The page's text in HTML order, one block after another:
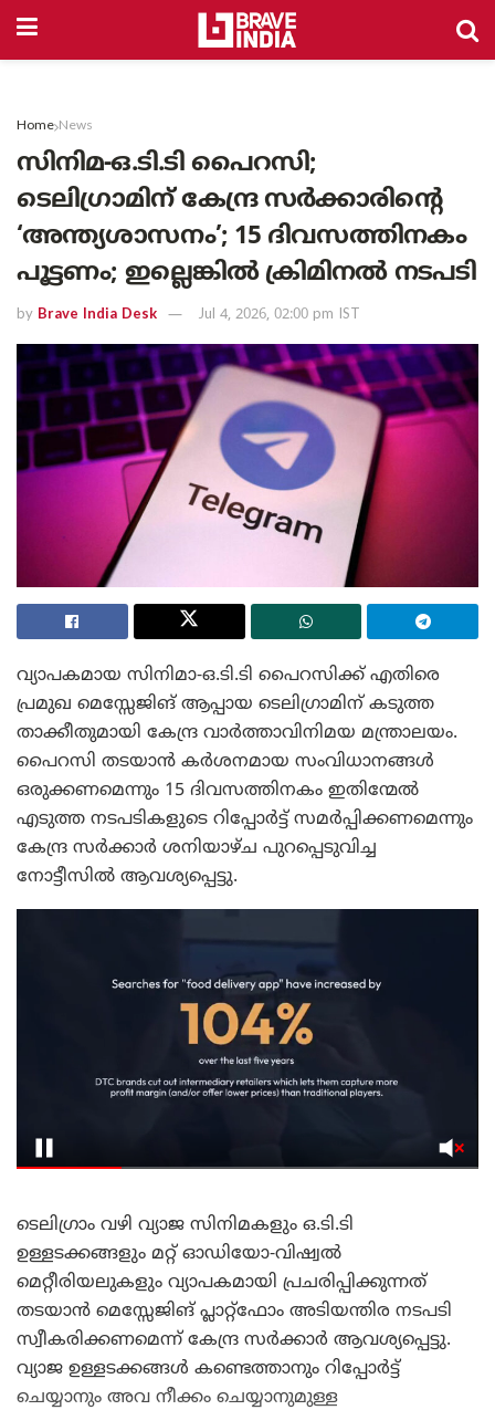
Home News
സിനിമ-ഒ.ടി.ടി പൈറസി;
ടെലിഗ്രാമിന് കേന്ദ്ര സർക്കാരിന്റെ
‘അന്ത്യശാസനം’; 15 ദിവസത്തിനകം
പൂട്ടണം; ഇല്ലെങ്കിൽ ക്രിമിനൽ നടപടി
by Brave India Desk Jul 4, 2026, 02:00 pm IST
വ്യാപകമായ സിനിമാ-ഒ.ടി.ടി പൈറസിക്ക് എതിരെ
പ്രമുഖ മെസ്സേജിങ് ആപ്പായ ടെലിഗ്രാമിന് കടുത്ത
താക്കീതുമായി കേന്ദ്ര വാർത്താവിനിമയ മന്ത്രാലയം.
പൈറസി തടയാൻ കർശനമായ സംവിധാനങ്ങൾ
ഒരുക്കണമെന്നും 15 ദിവസത്തിനകം ഇതിന്മേൽ
എടുത്ത നടപടികളുടെ റിപ്പോർട്ട് സമർപ്പിക്കണമെന്നും
കേന്ദ്ര സർക്കാർ ശനിയാഴ്ച പുറപ്പെടുവിച്ച
നോട്ടീസിൽ ആവശ്യപ്പെട്ടു.
ടെലിഗ്രാം വഴി വ്യാജ സിനിമകളും ഒ.ടി.ടി
ഉള്ളടക്കങ്ങളും മറ്റ് ഓഡിയോ-വിഷ്വൽ
മെറ്റീരിയലുകളും വ്യാപകമായി പ്രചരിപ്പിക്കുന്നത്
തടയാൻ മെസ്സേജിങ് പ്ലാറ്റ്‌ഫോം അടിയന്തിര നടപടി
സ്വീകരിക്കണമെന്ന് കേന്ദ്ര സർക്കാർ ആവശ്യപ്പെട്ടു.
വ്യാജ ഉള്ളടക്കങ്ങൾ കണ്ടെത്താനും റിപ്പോർട്ട്
ചെയ്യാനും അവ നീക്കം ചെയ്യാനുമുള്ള